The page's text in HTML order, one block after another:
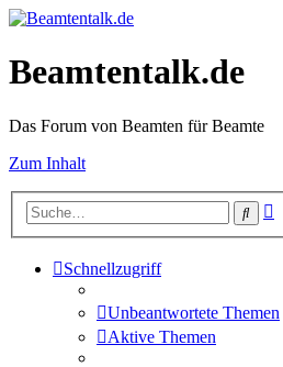
Beamtentalk.de
Das Forum von Beamten für Beamte
Zum Inhalt
Suche
Schnellzugriff
Unbeantwortete Themen
Aktive Themen